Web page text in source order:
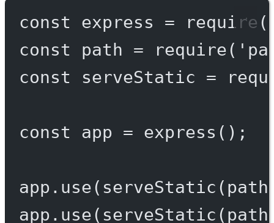
const express = require (
const
path = require(
const
serveStatic =
const app = express ();
app. use( serveStatic
app. use( serveStatic